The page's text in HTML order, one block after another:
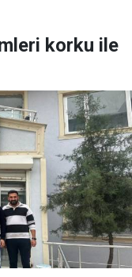
korku ile